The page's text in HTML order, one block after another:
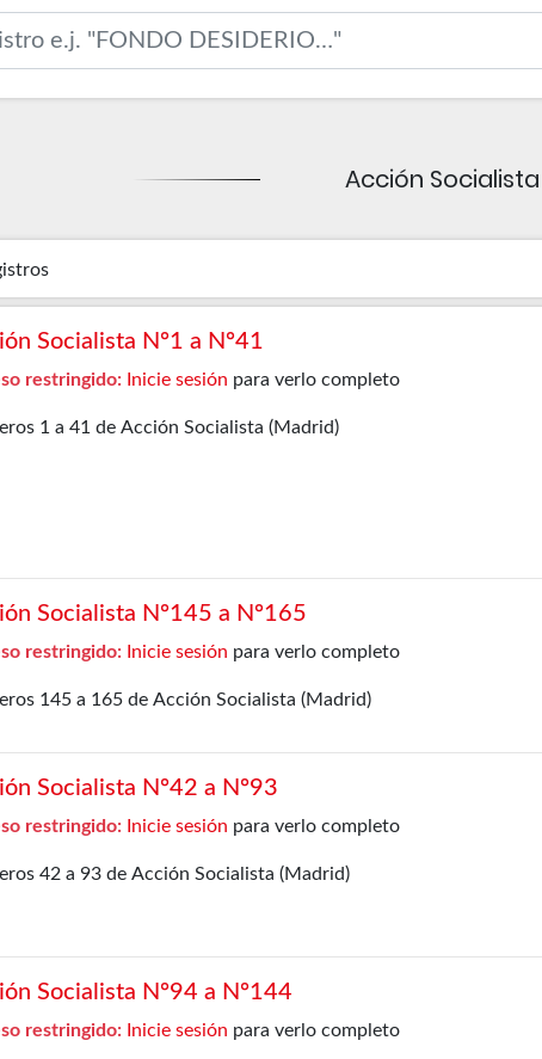
Acción Socialista
Socialista Nº1 a Nº41
restringido: Inicie sesión para verlo completo
1 a 41 de Acción Socialista (Madrid)
Socialista Nº145 a Nº165
restringido: Inicie sesión para verlo completo
145 a 165 de Acción Socialista (Madrid)
Socialista Nº42 a Nº93
restringido: Inicie sesión para verlo completo
42 a 93 de Acción Socialista (Madrid)
Socialista Nº94 a Nº144
restringido: Inicie sesión para verlo completo